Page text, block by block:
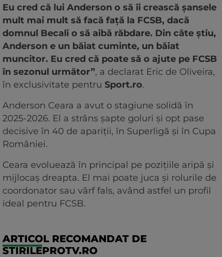
Eu cred că lui Anderson o să îi crească șansele
mult mai mult să facă față la FCSB, dacă
domnul Becali o să aibă răbdare. Din câte știu,
Anderson e un băiat cuminte, un băiat
muncitor. Eu cred că poate să o ajute pe FCSB
în sezonul următor”, a declarat Eric de Oliveira,
în exclusivitate pentru Sport.ro.
Anderson Ceara a avut o stagiune solidă în
2025-2026. El a strâns șapte goluri și opt pase
decisive în 40 de apariții, în Superligă și în Cupa
României.
Ceara evoluează în principal pe pozițiile aripă și
mijlocaș dreapta. El mai poate juca și rolurile de
coordonator sau vârf fals, având astfel un profil
ideal pentru FCSB.
ARTICOL RECOMANDAT DE
STIRILEPROTV.RO